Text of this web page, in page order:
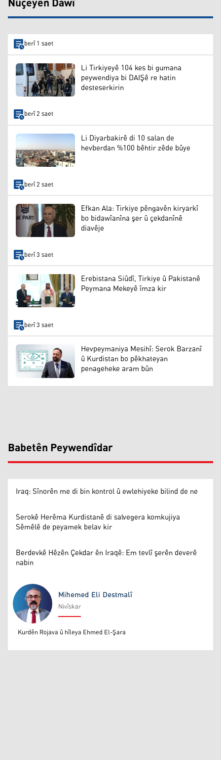
berî 1 saet
Li Tirkiyeyê 104 kes bi gumana
peywendiya bi DAIŞê re hatin
desteserkirin
berî 2 saet
Li Diyarbakirê di 10 salan de
hevberdan %100 bêhtir zêde bûye
berî 2 saet
Efkan Ala: Tirkiye pêngavên kiryarkî
bo bidawîanîna şer û çekdanînê
diavêje
berî 3 saet
Erebistana Siûdî, Tirkiye û Pakistanê
Peymana Mekeyê îmza kir
berî 3 saet
Hevpeymaniya Mesihî: Serok Barzanî
û Kurdistan bo pêkhateyan
penageheke aram bûn
Babetên Peywendîdar
Iraq: Sînorên me di bin kontrol û ewlehiyeke bilind de ne
Serokê Herêma Kurdistanê di salvegera komkujiya
Sêmêlê de peyamek belav kir
Berdevkê Hêzên Çekdar ên Iraqê: Em tevlî şerên deverê
nabin
Mihemed Eli Destmalî
Mihemed Eli Destmalî
Nivîskar
Kurdên Rojava û hîleya Ehmed El-Şara